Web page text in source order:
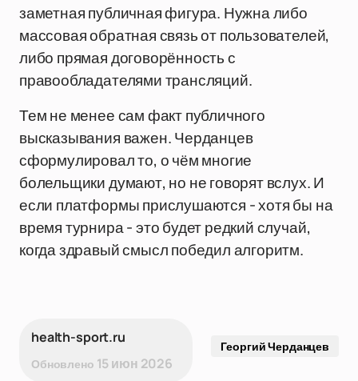
заметная публичная фигура. Нужна либо
массовая обратная связь от пользователей,
либо прямая договорённость с
правообладателями трансляций.
Тем не менее сам факт публичного
высказывания важен. Черданцев
сформулировал то, о чём многие
болельщики думают, но не говорят вслух. И
если платформы прислушаются - хотя бы на
время турнира - это будет редкий случай,
когда здравый смысл победил алгоритм.
health-sport.ru
Обновлено 15 июн 2026
Георгий Черданцев